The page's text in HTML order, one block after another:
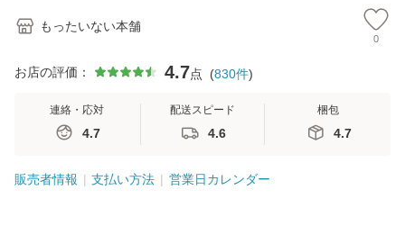
もったいない本舗
0
お店の評価： 4.7点 (830件)
連絡・応対
4.7
配送スピード
4.6
梱包
4.7
販売者情報 支払い方法 営業日カレンダー